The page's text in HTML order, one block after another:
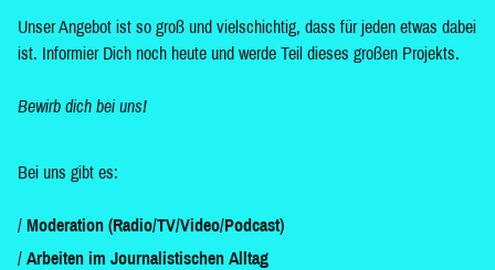
Unser Angebot ist so groß und vielschichtig, dass für jeden etwas dabei
ist. Informier Dich noch heute und werde Teil dieses großen Projekts.
Bewirb dich bei uns!
Bei uns gibt es:
Moderation (Radio/TV/Video/Podcast)
Arbeiten im Journalistischen Alltag